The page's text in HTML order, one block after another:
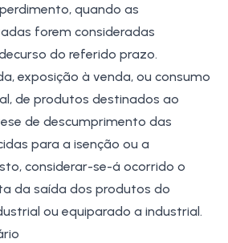
quando as
forem consideradas
do referido prazo.
exposição à venda, ou consumo
de produtos destinados ao
de descumprimento das
para a isenção ou a
considerar-se-á ocorrido o
da saída dos produtos do
ou equiparado a industrial.